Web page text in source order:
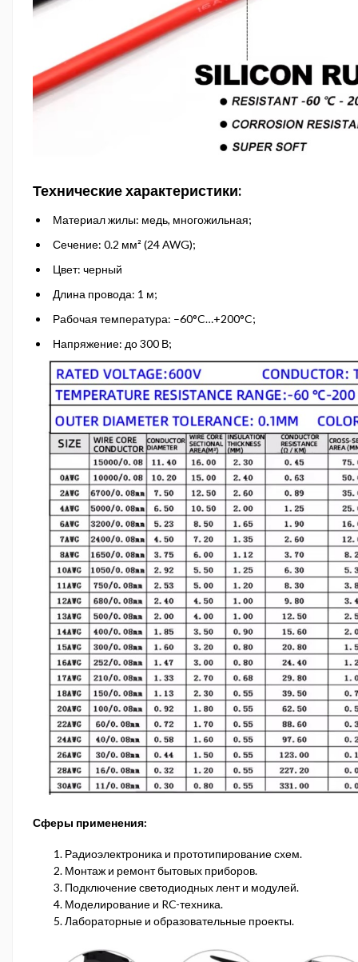
Технические характеристики:
Материал жилы: медь, многожильная;
Сечение: 0.2 мм² (24 AWG);
Цвет: черный
Длина провода: 1 м;
Рабочая температура: –60°C…+200°C;
Напряжение: до 300 В;
Сферы применения:
Радиоэлектроника и прототипирование схем.
Монтаж и ремонт бытовых приборов.
Подключение светодиодных лент и модулей.
Моделирование и RC-техника.
Лабораторные и образовательные проекты.